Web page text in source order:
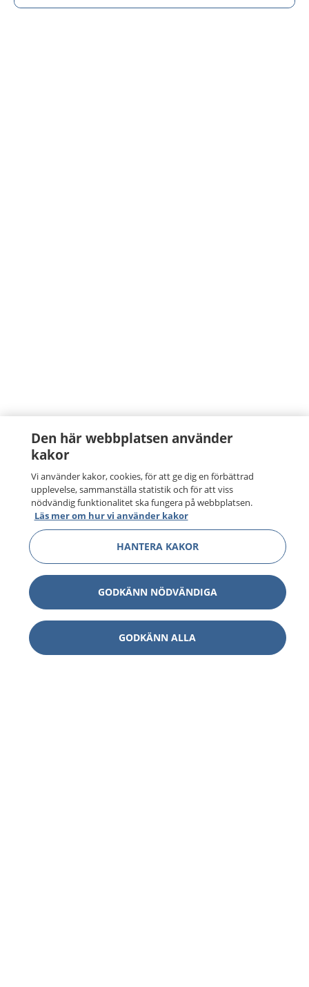
Den här webbplatsen använder
kakor
Vi använder kakor, cookies, för att ge dig en förbättrad
upplevelse, sammanställa statistik och för att viss
nödvändig funktionalitet ska fungera på webbplatsen.
Läs mer om hur vi använder kakor
HANTERA KAKOR
GODKÄNN NÖDVÄNDIGA
GODKÄNN ALLA